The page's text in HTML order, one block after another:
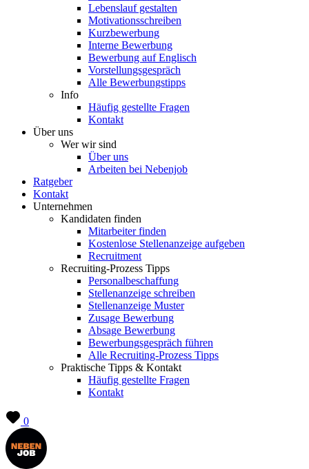
Lebenslauf gestalten
Motivationsschreiben
Kurzbewerbung
Interne Bewerbung
Bewerbung auf Englisch
Vorstellungsgespräch
Alle Bewerbungstipps
Info
Häufig gestellte Fragen
Kontakt
Über uns
Wer wir sind
Über uns
Arbeiten bei Nebenjob
Ratgeber
Kontakt
Unternehmen
Kandidaten finden
Mitarbeiter finden
Kostenlose Stellenanzeige aufgeben
Recruitment
Recruiting-Prozess Tipps
Personalbeschaffung
Stellenanzeige schreiben
Stellenanzeige Muster
Zusage Bewerbung
Absage Bewerbung
Bewerbungsgespräch führen
Alle Recruiting-Prozess Tipps
Praktische Tipps & Kontakt
Häufig gestellte Fragen
Kontakt
0